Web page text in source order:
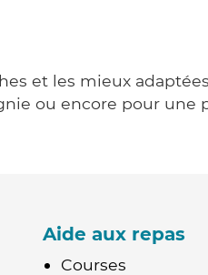
et les mieux
ou encore pour une
Aide aux repas
Courses